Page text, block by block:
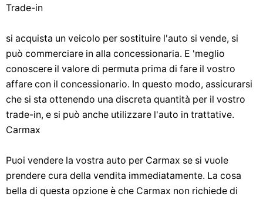
Trade-in
si acquista un veicolo per sostituire l'auto si vende, si
può commerciare in alla concessionaria. E 'meglio
conoscere il valore di permuta prima di fare il vostro
affare con il concessionario. In questo modo, assicurarsi
che si sta ottenendo una discreta quantità per il vostro
trade-in, e si può anche utilizzare l'auto in trattative.
Carmax
Puoi vendere la vostra auto per Carmax se si vuole
prendere cura della vendita immediatamente. La cosa
bella di questa opzione è che Carmax non richiede di